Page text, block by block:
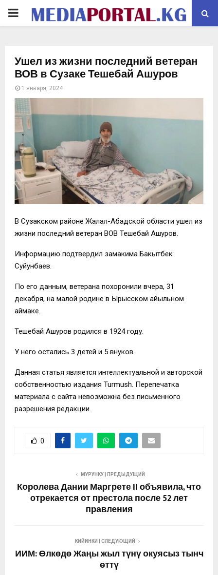
PRIMARY
Ушел из жизни последний ветеран
ВОВ в Сузаке Тешебай Ашуров
1 января, 2024
В Сузакском районе Жалал-Абадской области ушел из
жизни последний ветеран ВОВ Тешебай Ашуров.
Информацию подтвердил замакима Бакытбек
Суйунбаев.
По его данным, ветерана похоронили вчера, 31
декабря, на малой родине в Ырысском айыльном
аймаке.
Тешебай Ашуров родился в 1924 году.
У него остались 3 детей и 5 внуков.
Данная статья является интеллектуальной и авторской
собственностью издания Turmush. Перепечатка
материала с сайта невозможна без письменного
разрешения редакции.
0
МУРУНКУ | ПРЕДЫДУЩИЙ
Королева Дании Маргрете II объявила, что
отрекается от престола после 52 лет
правления
КИЙИНКИ | СЛЕДУЮЩИЙ
ИИМ: Өлкөдө Жаңы жыл түнү окуясыз тынч
өттү